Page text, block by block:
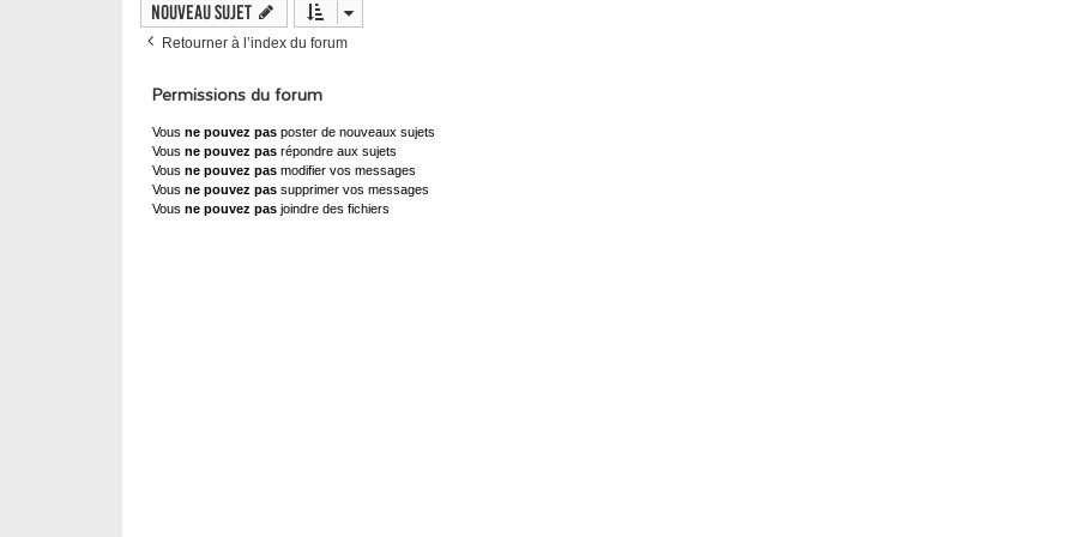
Nouveau sujet
Retourner à l’index du forum
Permissions du forum
Vous ne pouvez pas poster de nouveaux sujets
Vous ne pouvez pas répondre aux sujets
Vous ne pouvez pas modifier vos messages
Vous ne pouvez pas supprimer vos messages
Vous ne pouvez pas joindre des fichiers